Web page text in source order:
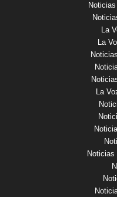
La
La
La
Noticias